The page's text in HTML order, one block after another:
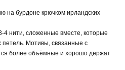
на бурдоне крючком ирландских
4 нити, сложенные вместе, которые
Мотивы, связанные с
более объёмные и хорошо держат